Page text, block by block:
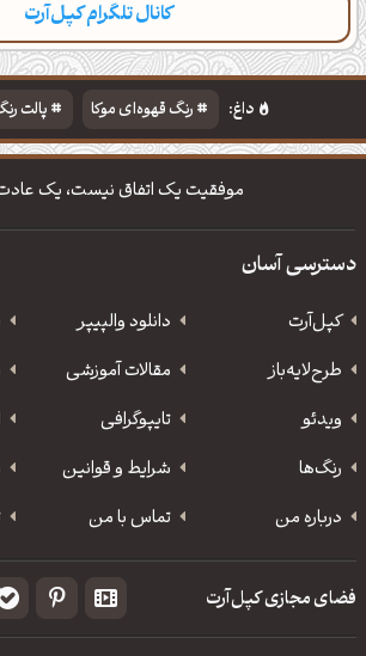
کانال تلگرام کپل‌آرت
دسته‌بندی مطالب تازه
داغ: رنگ قهوه‌ای موکا
پالت
دانلود والپیپر مذهبی
موفقیت یک اتفاق نیست، یک
دسترسی آسان
کپل‌آرت دانلود‌ والپیپر
طرح‌لایه‌باز
مقالات آموزشی
ویدئو
‌تایپوگرافی
رنگ‌ها
شرایط و قوانین
درباره من
تماس با من
فضای مجازی کپل‌آرت